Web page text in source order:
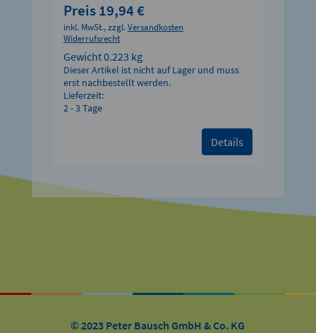
Preis 19,94 €
inkl. MwSt., zzgl.Versandkosten
Widerrufsrecht
Gewicht0.223 kg
Dieser Artikel ist nicht auf Lager und muss
erst nachbestellt werden.
Lieferzeit:
2 - 3 Tage
Details
© 2023 Peter Bausch GmbH & Co. KG